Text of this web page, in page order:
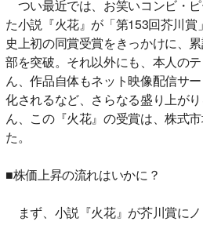
つい最近では、お笑いコンビ・
た小説『火花』が「第153回芥川
史上初の同賞受賞をきっかけに、
部を突破。それ以外にも、本人の
ん、作品自体もネット映像配信サ
化されるなど、さらなる盛り上が
ん、この『火花』の受賞は、株式
た。
■株価上昇の流れはいかに？
まず、小説『火花』が芥川賞にノ